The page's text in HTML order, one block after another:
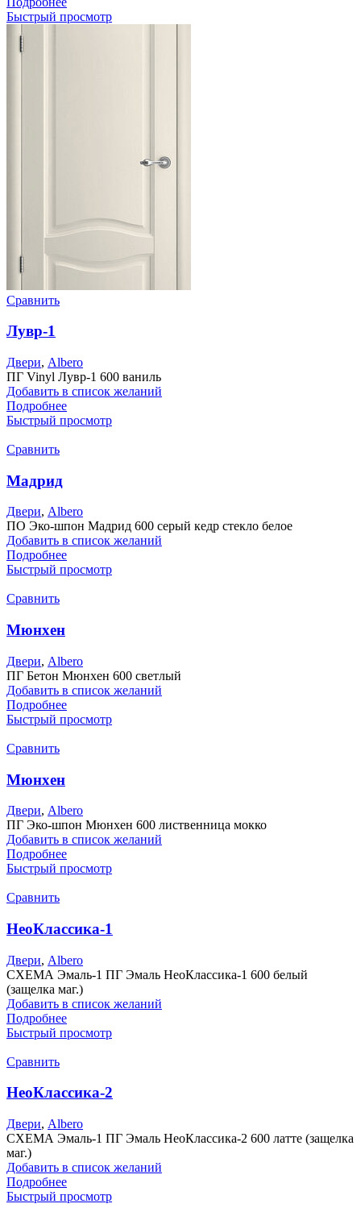
Быстрый просмотр
Сравнить
Лувр-1
Двери, Albero
ПГ Vinyl Лувр-1 600 ваниль
Добавить в список желаний
Подробнее
Быстрый просмотр
Сравнить
Мадрид
Двери, Albero
ПО Эко-шпон Мадрид 600 серый кедр стекло белое
Добавить в список желаний
Подробнее
Быстрый просмотр
Сравнить
Мюнхен
Двери, Albero
ПГ Бетон Мюнхен 600 светлый
Добавить в список желаний
Подробнее
Быстрый просмотр
Сравнить
Мюнхен
Двери, Albero
ПГ Эко-шпон Мюнхен 600 лиственница мокко
Добавить в список желаний
Подробнее
Быстрый просмотр
Сравнить
НеоКлассика-1
Двери, Albero
СХЕМА Эмаль-1 ПГ Эмаль НеоКлассика-1 600 белый
(защелка маг.)
Добавить в список желаний
Подробнее
Быстрый просмотр
Сравнить
НеоКлассика-2
Двери, Albero
СХЕМА Эмаль-1 ПГ Эмаль НеоКлассика-2 600 латте (защелка
маг.)
Добавить в список желаний
Подробнее
Быстрый просмотр